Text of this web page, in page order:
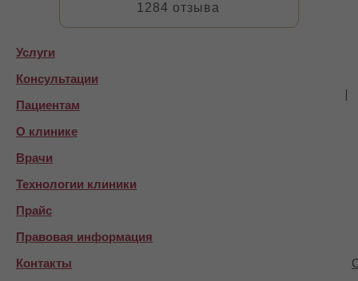
Пациентам
Консультации
Прайс
Услуги
О клинике
Технологии клиники
Врачи
Правовая информация
Контакты
1284 отзыва